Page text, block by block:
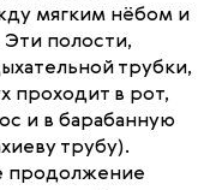
мягким нёбом и
Эти полости,
трубки,
проходит в рот,
и в барабанную
трубу).
продолжение